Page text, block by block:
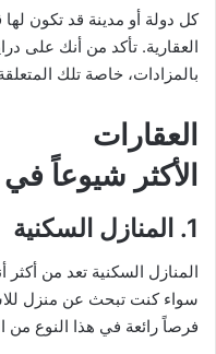
كل دولة أو مدينة قد تكون لها
العقارية. تأكد من أنك على
بالمزادات، خاصة تلك
العقارات
الأكثر شيوعاً
1. المنازل السكنية
المنازل السكنية تعد من أكثر
سواء كنت تبحث عن منزل
فرصاً رائعة في هذا النوع من